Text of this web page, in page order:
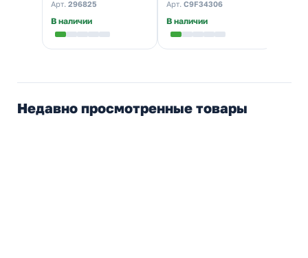
Арт. 296825
В наличии
Арт. C9F34306
В наличии
Недавно просмотренные товары